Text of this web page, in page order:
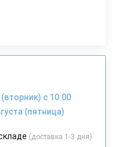
(вторник) с 10:00
(пятница)
(доставка 1-3 дня)